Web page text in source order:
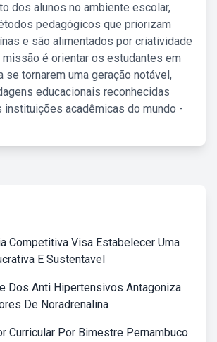
dos alunos no ambiente escolar,
pedagógicos que priorizam
e são alimentados por criatividade
missão é orientar os estudantes em
se tornarem uma geração notável,
educacionais reconhecidas
instituições acadêmicas do mundo -
Competitiva Visa Estabelecer Uma
E Sustentavel
Dos Anti Hipertensivos Antagoniza
De Noradrenalina
Curricular Por Bimestre Pernambuco